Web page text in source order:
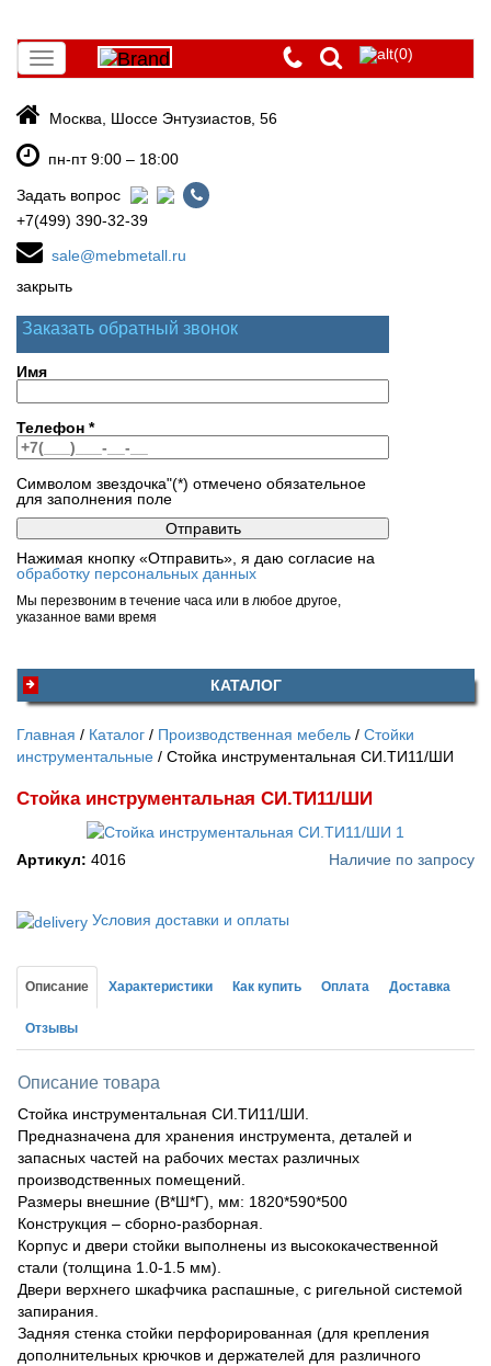
Toggle
navigation
(0)
Москва, Шоссе Энтузиастов, 56
пн-пт 9:00 – 18:00
Задать вопрос
+7(499) 390-32-39
sale@mebmetall.ru
закрыть
Заказать обратный звонок
Имя
Телефон *
Символом звездочка"(*) отмечено обязательное
для заполнения поле
Нажимая кнопку «Отправить», я даю согласие на
обработку персональных данных
Мы перезвоним в течение часа или в любое другое,
указанное вами время
КАТАЛОГ
Главная Каталог Производственная мебель
Стойки
инструментальные
Стойка инструментальная СИ.ТИ11/ШИ
Стойка инструментальная СИ.ТИ11/ШИ
Артикул: 4016 Наличие по запросу
Условия доставки и оплаты
Описание Характеристики Как купить Оплата Доставка
Отзывы
Описание товара
Стойка инструментальная СИ.ТИ11/ШИ.
Предназначена для хранения инструмента, деталей и
запасных частей на рабочих местах различных
производственных помещений.
Размеры внешние (В*Ш*Г), мм: 1820*590*500
Конструкция – сборно-разборная.
Корпус и двери стойки выполнены из высококачественной
стали (толщина 1.0-1.5 мм).
Двери верхнего шкафчика распашные, с ригельной системой
запирания.
Задняя стенка стойки перфорированная (для крепления
дополнительных крючков и держателей для различного